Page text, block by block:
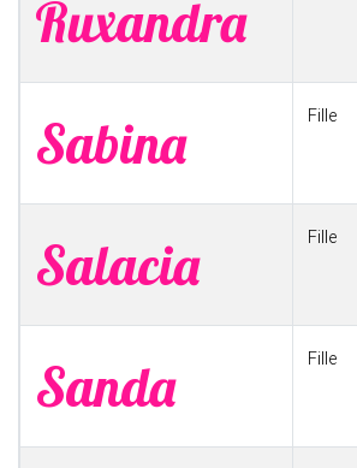
Ruxandra
Sabina Fille
Salacia Fille
Sanda Fille